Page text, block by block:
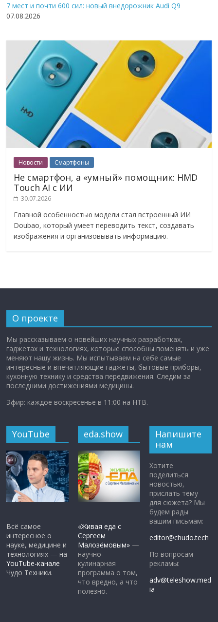
7 мест и почти 600 сил: новый внедорожник Audi Q9
07.08.2026
Новости Смартфоны
Не смартфон, а «умный» помощник: HMD
Touch AI с ИИ
30.07.2026
Главной особенностью модели стал встроенный ИИ
Doubao, который умеет переводить текст, создавать
изображения и организовывать информацию.
О проекте
Мы рассказываем о новейших научных разработках,
гаджетах и технологиях, которые способны поменять и уже
меняют нашу жизнь. Мы испытываем на себе самые
интересные и впечатляющие гаджеты, бытовые приборы,
кухонную технику и средства передвижения. Следим за
последними достижениями медицины.
Эфир: каждое воскресенье в 11:00 на НТВ.
YouTube
Всё самое
интересное о
науке, медицине и
технологиях — на
YouTube-канале
Чудо Техники.
eda.show
«Живая еда с
Сергеем
Малозёмовым» —
научно-
кулинарная
программа о том,
что вредно, а что
полезно.
Напишите
нам
Хотите
поделиться
новостью,
прислать тему
для сюжета? Мы
будем рады
вашим письмам:
editor@chudo.tech
По вопросам
рекламы:
adv@teleshow.med
ia